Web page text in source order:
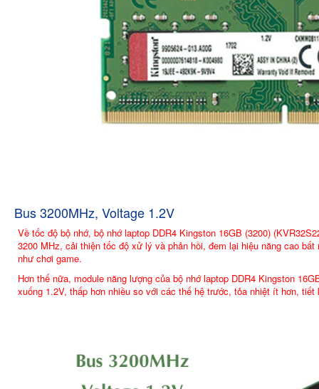
Bus 3200MHz, Voltage 1.2V
Về tốc độ bộ nhớ, bộ nhớ laptop DDR4 Kingston 16GB (3200)
3200 MHz, cải thiện tốc độ xử lý và phản hồi, đem lại hiệu năng cao
như chơi game.
Hơn thế nữa, module năng lượng của bộ nhớ laptop DDR4 Kingston
xuống 1.2V, thấp hơn nhiều so với các thế hệ trước, tỏa nhiệt ít hơn,